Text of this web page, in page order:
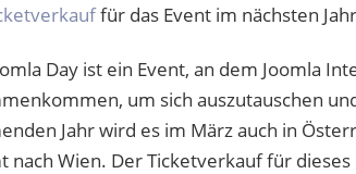
für das Event im nächsten
Day ist ein Event, an dem Joomla
um sich auszutauschen
Jahr wird es im März auch in
nach Wien. Der Ticketverkauf für